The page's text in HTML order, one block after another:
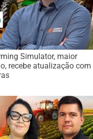
Simulator, maior
recebe atualização com